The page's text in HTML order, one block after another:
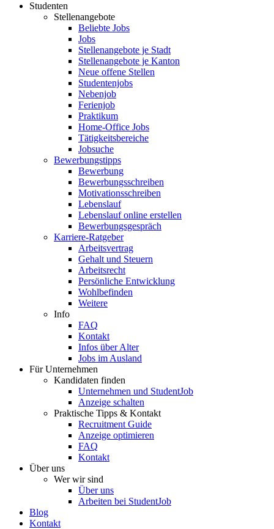
Studenten
Stellenangebote
Beliebte Jobs
Jobs
Stellenangebote je Stadt
Stellenangebote je Kanton
Neue offene Stellen
Studentenjobs
Nebenjob
Ferienjob
Praktikum
Home-Office Jobs
Tätigkeitsbereiche
Jobsuche
Bewerbungstipps
Bewerbung
Bewerbungsschreiben
Motivationsschreiben
Lebenslauf
Lebenslauf online erstellen
Bewerbungsgespräch
Karriere-Ratgeber
Arbeitsvertrag
Gehalt und Steuern
Arbeitsrecht
Persönliche Entwicklung
Wohlbefinden
Weitere
Info
FAQ
Kontakt
Infos über Alter
Jobs im Ausland
Für Unternehmen
Kandidaten finden
Unternehmen und StudentJob
Anzeige schalten
Praktische Tipps & Kontakt
Recruitment Guide
Anzeige optimieren
FAQ
Kontakt
Über uns
Wer wir sind
Über uns
Arbeiten bei StudentJob
Blog
Kontakt